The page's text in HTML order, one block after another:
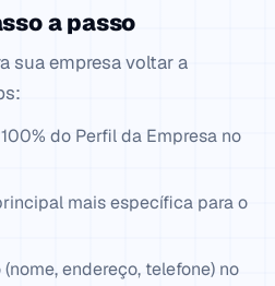
a passo
sua empresa voltar a
do Perfil da Empresa no
mais específica para o
endereço, telefone) no